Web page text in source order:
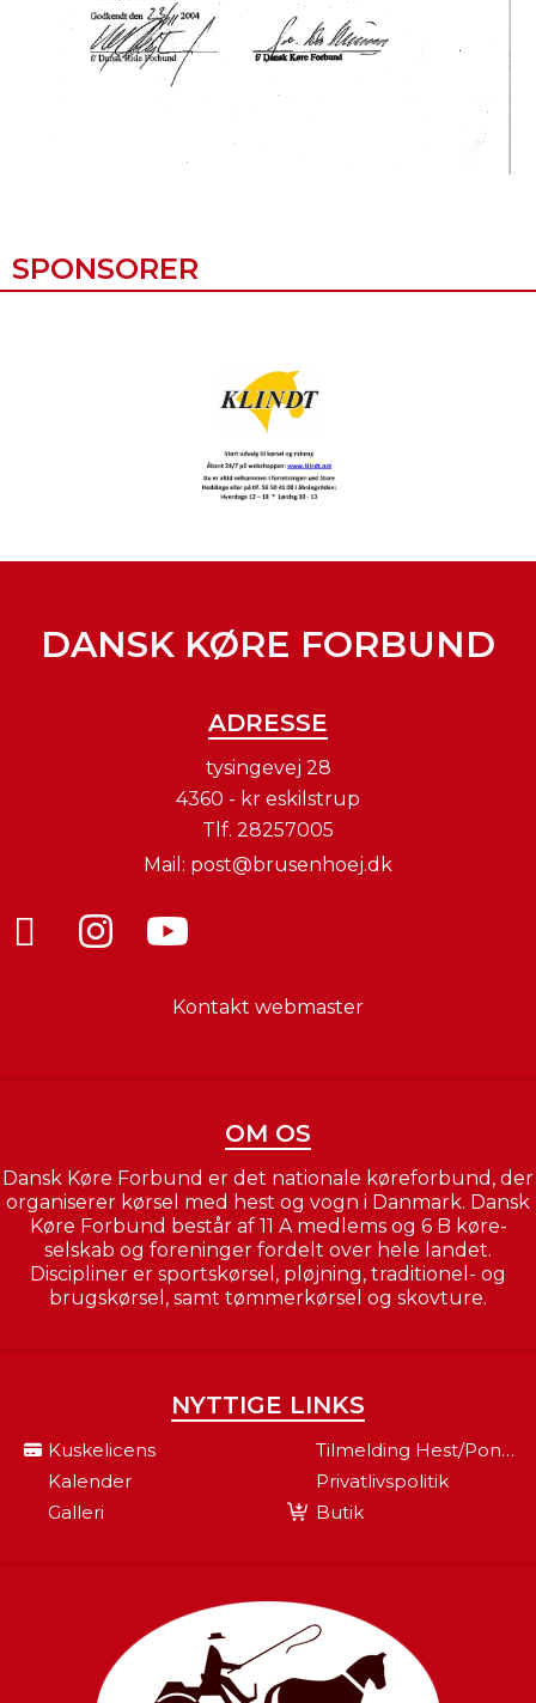
SPONSORER
DANSK KØRE FORBUND
ADRESSE
tysingevej 28
4360 - kr eskilstrup
Tlf. 28257005
Mail: post@brusenhoej.dk
Kontakt webmaster
OM OS
Dansk Køre Forbund er det nationale køreforbund, der
organiserer kørsel med hest og vogn i Danmark. Dansk
Køre Forbund består af 11 A medlems og 6 B køre-
selskab og foreninger fordelt over hele landet.
Discipliner er sportskørsel, pløjning, traditionel- og
brugskørsel, samt tømmerkørsel og skovture.
NYTTIGE LINKS
Kuskelicens
Tilmelding Hest/pony Til Fei
Kalender
Privatlivspolitik
Galleri
Butik